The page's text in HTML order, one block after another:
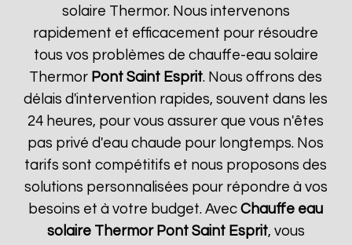
solaire Thermor. Nous intervenons
rapidement et efficacement pour résoudre
tous vos problèmes de chauffe-eau solaire
Thermor Pont Saint Esprit. Nous offrons des
délais d'intervention rapides, souvent dans les
24 heures, pour vous assurer que vous n'êtes
pas privé d'eau chaude pour longtemps. Nos
tarifs sont compétitifs et nous proposons des
solutions personnalisées pour répondre à vos
besoins et à votre budget. AvecChauffe eau
solaire Thermor Pont Saint Esprit, vous